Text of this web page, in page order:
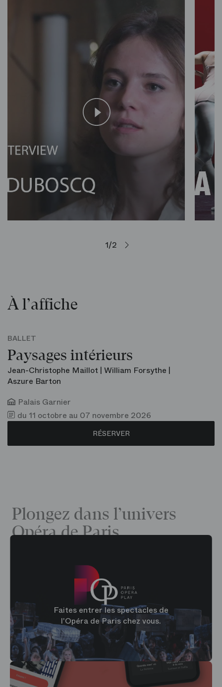
1/2
À l’affiche
BALLET
Paysages intérieurs
Jean-Christophe Maillot | William Forsythe |
Aszure Barton
Palais Garnier
du 11 octobre au 07 novembre 2026
RÉSERVER
Plongez dans l’univers
Opéra de Paris
Faites entrer les spectacles de
l'Opéra de Paris chez vous.